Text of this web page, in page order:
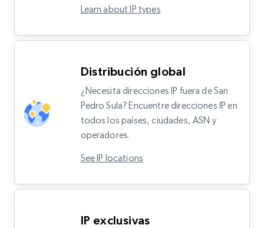
Learn about IP types
Distribución global
¿Necesita direcciones IP fuera de San
Pedro Sula? Encuentre direcciones IP en
todos los países, ciudades, ASN y
operadores.
See IP locations
IP exclusivas